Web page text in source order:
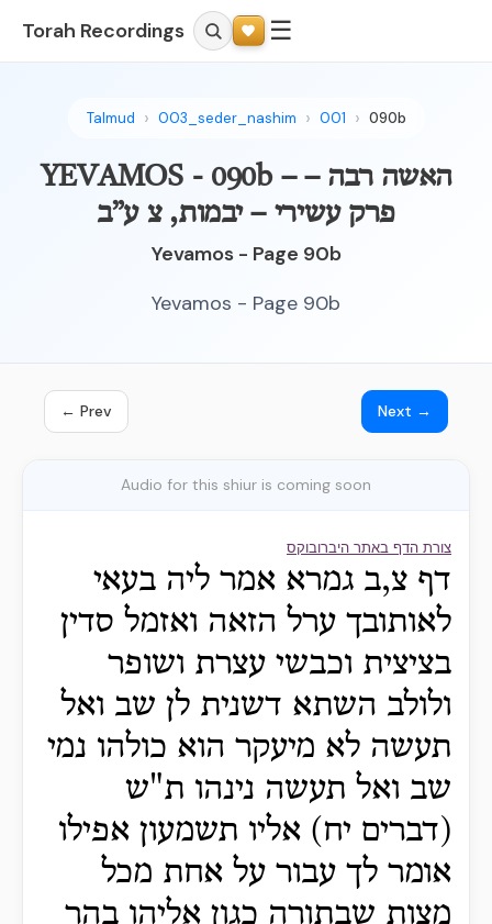
Torah Recordings ☰
Talmud 003_seder_nashim 001 090b
YEVAMOS - 090b – האשה רבה –
פרק עשירי – יבמות, צ ע”ב
Yevamos - Page 90b
Yevamos - Page 90b
← Prev Next →
Audio for this shiur is coming soon
צורת הדף באתר היברובוקס
דף צ,ב גמרא אמר ליה בעאי
לאותובך ערל הזאה ואזמל סדין
בציצית וכבשי עצרת ושופר
ולולב השתא דשנית לן שב ואל
תעשה לא מיעקר הוא כולהו נמי
שב ואל תעשה נינהו ת"ש
(דברים יח) אליו תשמעון אפילו
אומר לך עבור על אחת מכל
מצות שבתורה כגון אליהו בהר